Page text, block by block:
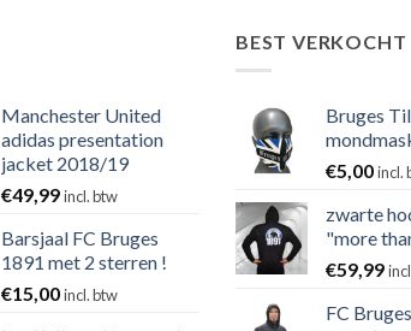
Manchester United
adidas presentation
jacket 2018/19
€49,99incl. btw
Barsjaal FC Bruges
1891 met 2 sterren !
€15,00incl. btw
BEST VERKOCHT
Bruges
€5,00incl.
zwarte
"more
€59,99
FC